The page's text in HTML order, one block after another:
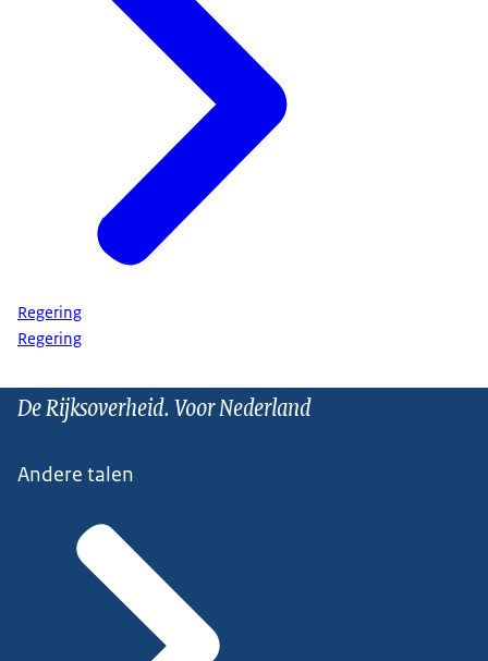
Regering
Regering
De Rijksoverheid. Voor Nederland
Andere talen